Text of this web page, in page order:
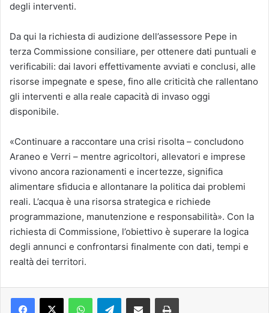
degli interventi.
Da qui la richiesta di audizione dell’assessore Pepe in
terza Commissione consiliare, per ottenere dati puntuali e
verificabili: dai lavori effettivamente avviati e conclusi, alle
risorse impegnate e spese, fino alle criticità che rallentano
gli interventi e alla reale capacità di invaso oggi
disponibile.
«Continuare a raccontare una crisi risolta – concludono
Araneo e Verri – mentre agricoltori, allevatori e imprese
vivono ancora razionamenti e incertezze, significa
alimentare sfiducia e allontanare la politica dai problemi
reali. L’acqua è una risorsa strategica e richiede
programmazione, manutenzione e responsabilità». Con la
richiesta di Commissione, l’obiettivo è superare la logica
degli annunci e confrontarsi finalmente con dati, tempi e
realtà dei territori.
Telegram